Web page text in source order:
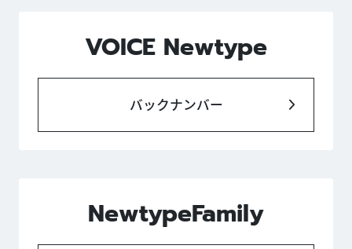
VOICE Newtype
バックナンバー
NewtypeFamily